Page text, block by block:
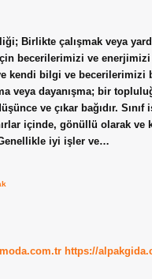
Birlikte çalışmak veya
becerilerimizi ve
kendi bilgi ve becerilerimizi
veya dayanışma; bir
ve çıkar bağıdır.
içinde, gönüllü olarak ve
iyi işler ve…
https://